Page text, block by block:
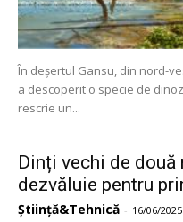
În deșertul Gansu, din nord-
a descoperit o specie de
rescrie un...
Dinți vechi de două
dezvăluie pentru
Știință&Tehnică - 16/06/2025